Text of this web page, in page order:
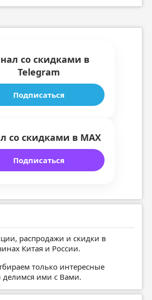
со скидками в
Telegram
Подписаться
со скидками в MAX
Подписаться
распродажи и скидки в
Китая и России.
только интересные
делимся ими с Вами.